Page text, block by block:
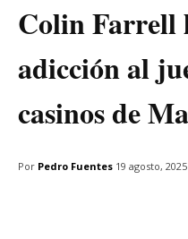
Colin Farrell
adicción al
casinos de
Por Pedro Fuentes 19 agosto,